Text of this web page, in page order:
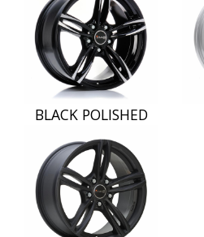
BLACK POLISHED